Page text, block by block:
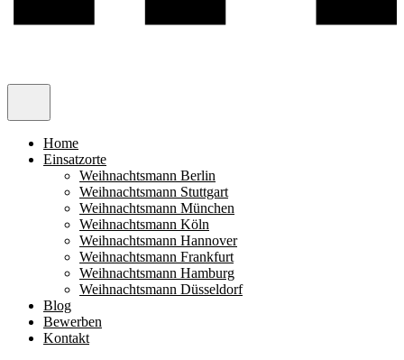
Home
Einsatzorte
Weihnachtsmann Berlin
Weihnachtsmann Stuttgart
Weihnachtsmann München
Weihnachtsmann Köln
Weihnachtsmann Hannover
Weihnachtsmann Frankfurt
Weihnachtsmann Hamburg
Weihnachtsmann Düsseldorf
Blog
Bewerben
Kontakt